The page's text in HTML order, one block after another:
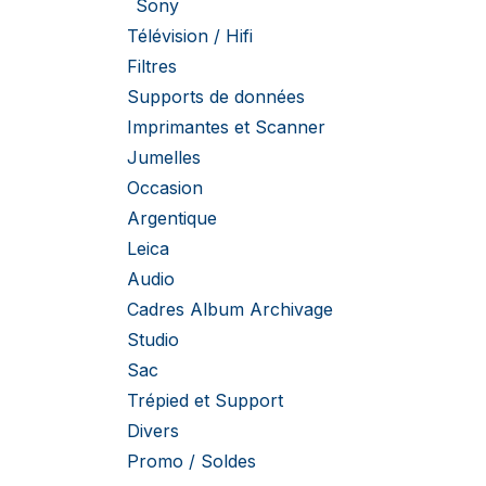
Sony
Télévision / Hifi
Filtres
Supports de données
Imprimantes et Scanner
Jumelles
Occasion
Argentique
Leica
Audio
Cadres Album Archivage
Studio
Sac
Trépied et Support
Divers
Promo / Soldes